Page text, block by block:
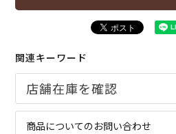
関連キーワード
商品についてのお問い合わせ